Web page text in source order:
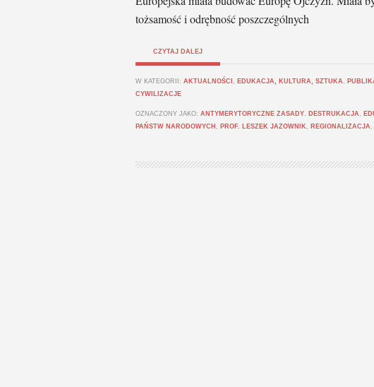
tożsamość i odrębność poszczególnych
CZYTAJ DALEJ
W KATEGORII: AKTUALNOŚCI , EDUKACJA, KULTURA, SZTUKA ,
CYWILIZACJE
OZNACZONY JAKO: ANTYMERYTORYCZNE ZASADY, DESTRUKACJA ,
PAŃSTW NARODOWYCH , PROF. LESZEK JAZOWNIK , REGIONALIZACJA ,